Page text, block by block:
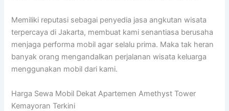
Memiliki reputasi sebagai penyedia jasa angkutan wisata
terpercaya di Jakarta, membuat kami senantiasa berusaha
menjaga performa mobil agar selalu prima. Maka tak heran
banyak orang mengandalkan perjalanan wisata keluarga
menggunakan mobil dari kami.
Harga Sewa Mobil Dekat Apartemen Amethyst Tower
Kemayoran Terkini